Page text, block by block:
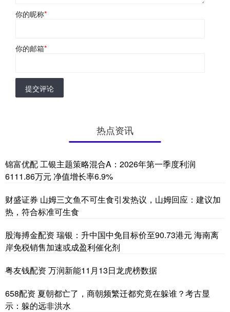
你的昵称*
你的邮箱*
提交评论
热点资讯
锦富优配 工银主题策略混合A：2026年第一季度利润
6111.86万元 净值增长率6.9%
财盛证券 山姆三文鱼不可生食引发热议，山姆回应：建议加
热，符合标准可生食
股海搏金配资 瑞银：升中国中免目标价至90.73港元 海南离
岸免税销售加速或成盈利催化剂
粤友钱配资 万润新能11月13日龙虎榜数据
658配资 夏朝都亡了，商朝频繁迁都究竟在躲谁？考古显
示：躲的远非洪水